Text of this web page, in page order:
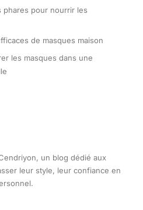
phares pour nourrir les
de masques maison
les masques dans une
un blog dédié aux
leur style, leur confiance en